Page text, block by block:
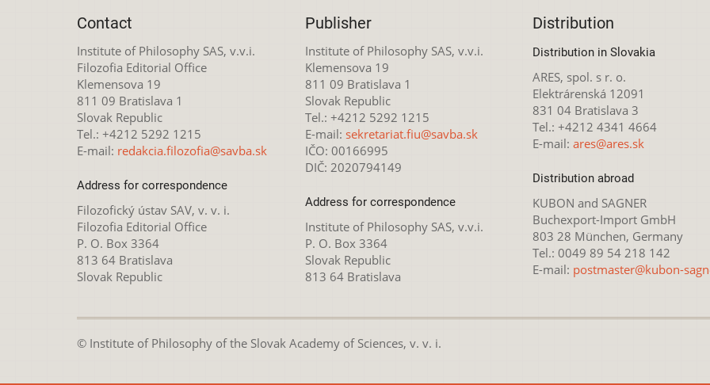
Contact
Institute of Philosophy SAS, v.v.i.
Filozofia Editorial Office
Klemensova 19
811 09 Bratislava 1
Slovak Republic
Tel.: +4212 5292 1215
E-mail: redakcia.filozofia@savba.sk
Address for correspondence
Filozofický ústav SAV, v. v. i.
Filozofia Editorial Office
P. O. Box 3364
813 64 Bratislava
Slovak Republic
Publisher
Institute of Philosophy SAS, v.v.i.
Klemensova 19
811 09 Bratislava 1
Slovak Republic
Tel.: +4212 5292 1215
E-mail: sekretariat.fiu@savba.sk
IČO: 00166995
DIČ: 2020794149
Address for correspondence
Institute of Philosophy SAS, v.v.i.
P. O. Box 3364
Slovak Republic
813 64 Bratislava
Distribution
Distribution in Slovakia
ARES, spol. s r. o.
Elektrárenská 12091
831 04 Bratislava 3
Tel.: +4212 4341 4664
E-mail: ares@ares.sk
Distribution abroad
KUBON and SAGNER
Buchexport-Import GmbH
803 28 München, Germany
Tel.: 0049 89 54 218 142
E-mail: postmaster@kubon-
© Institute of Philosophy of the Slovak Academy of Sciences, v. v. i.